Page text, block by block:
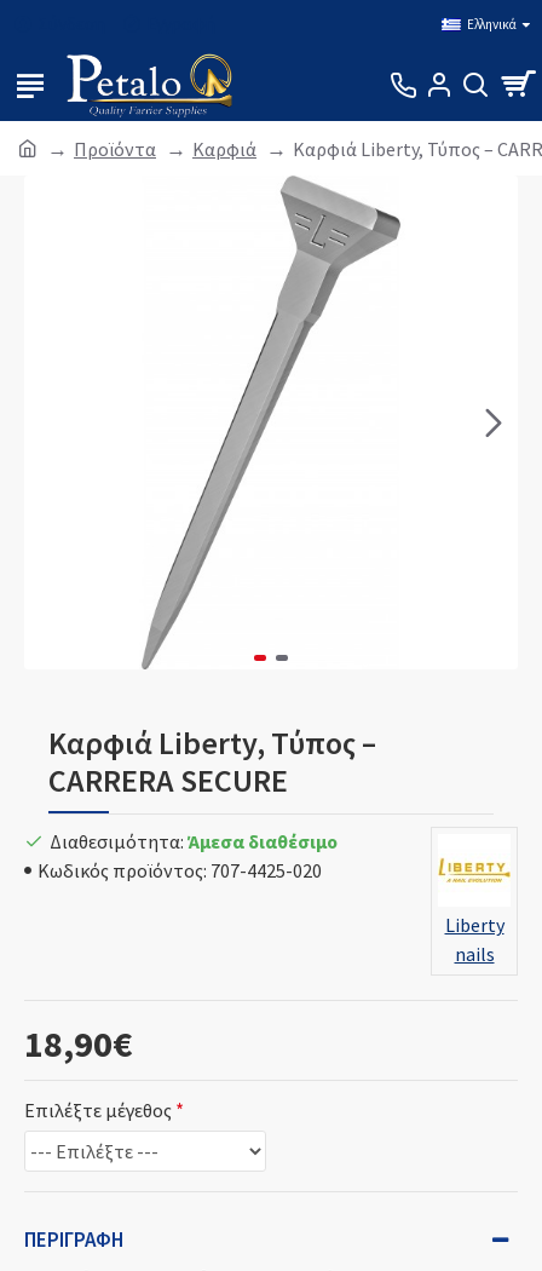
Ελληνικά
Προϊόντα Καρφιά Καρφιά Liberty, Τύπος –
Καρφιά Liberty, Τύπος –
CARRERA SECURE
18,90€
Διαθεσιμότητα: Άμεσα διαθέσιμο
Κωδικός προϊόντος: 707-4425-020
Liberty
nails
Επιλέξτε μέγεθος
ΠΕΡΙΓΡΑΦΉ